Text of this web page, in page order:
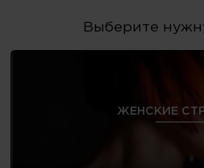
Выберите
ЖЕНСКИЕ